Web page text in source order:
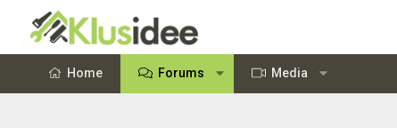
Home Forums Media